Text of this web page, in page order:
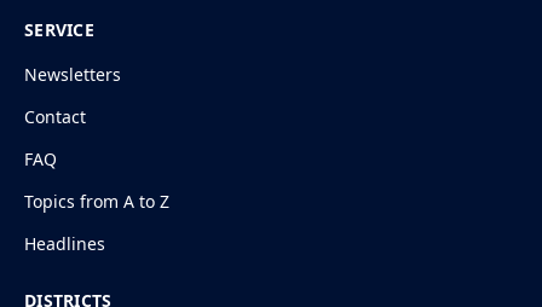
SERVICE
Newsletters
Contact
FAQ
Topics from A to Z
Headlines
DISTRICTS